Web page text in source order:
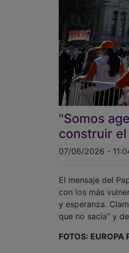
"Somos
construir
07/06/2026 -
El mensaje del
con los más
y esperanza.
que no sacia" y
FOTOS: EUROPA